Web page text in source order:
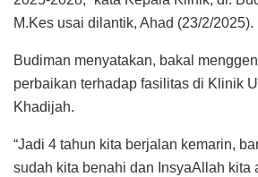
M.Kes usai dilantik, Ahad (23/2/2025).
Budiman menyatakan, bakal
perbaikan terhadap fasilitas di Klinik
Khadijah.
“Jadi 4 tahun kita berjalan kemarin,
sudah kita benahi dan InsyaAllah kita